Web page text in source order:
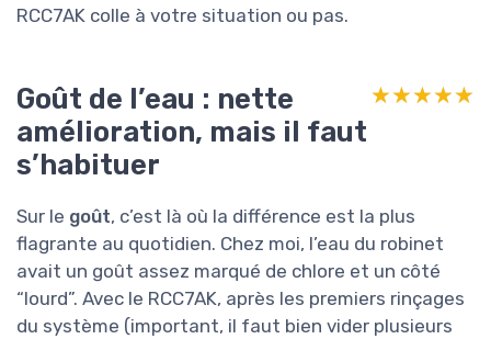
RCC7AK colle à votre situation ou pas.
Goût de l’eau : nette
amélioration, mais il faut
s’habituer
★★★★★
★★★★★
Sur le goût, c’est là où la différence est la plus
flagrante au quotidien. Chez moi, l’eau du robinet
avait un goût assez marqué de chlore et un côté
“lourd”. Avec le RCC7AK, après les premiers rinçages
du système (important, il faut bien vider plusieurs